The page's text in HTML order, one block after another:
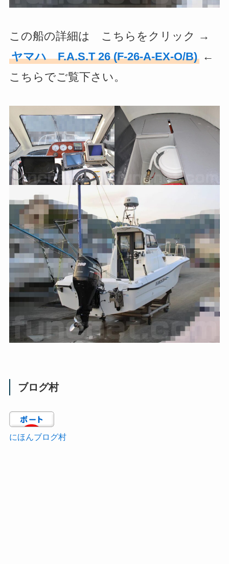
この船の詳細は こちらをクリック →
ヤマハ F.A.S.T 26 (F-26-A-EX-O/B) ←
こちらでご覧下さい。
ブログ村
にほんブログ村